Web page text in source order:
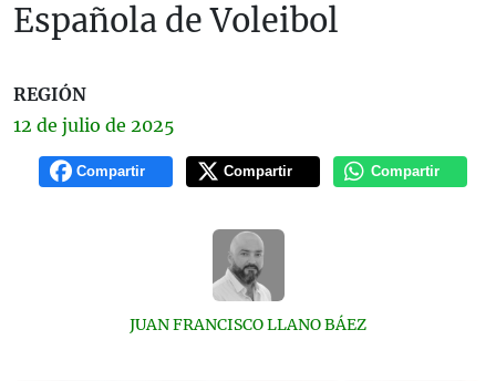
Española de Voleibol
REGIÓN
12 de julio de 2025
Compartir Compartir Compartir
JUAN FRANCISCO LLANO BÁEZ